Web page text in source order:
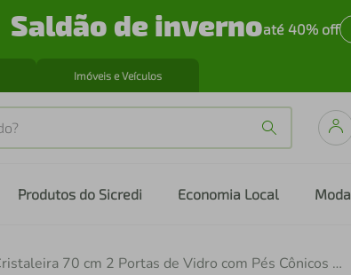
Saldão de invernoaté 40% off
Imóveis e Veículos
Produtos do Sicredi Economia Local Moda
Cristaleira 70 cm 2 Portas de Vidro com Pés Cônicos Branco/Crema/Branco Vik Madesa